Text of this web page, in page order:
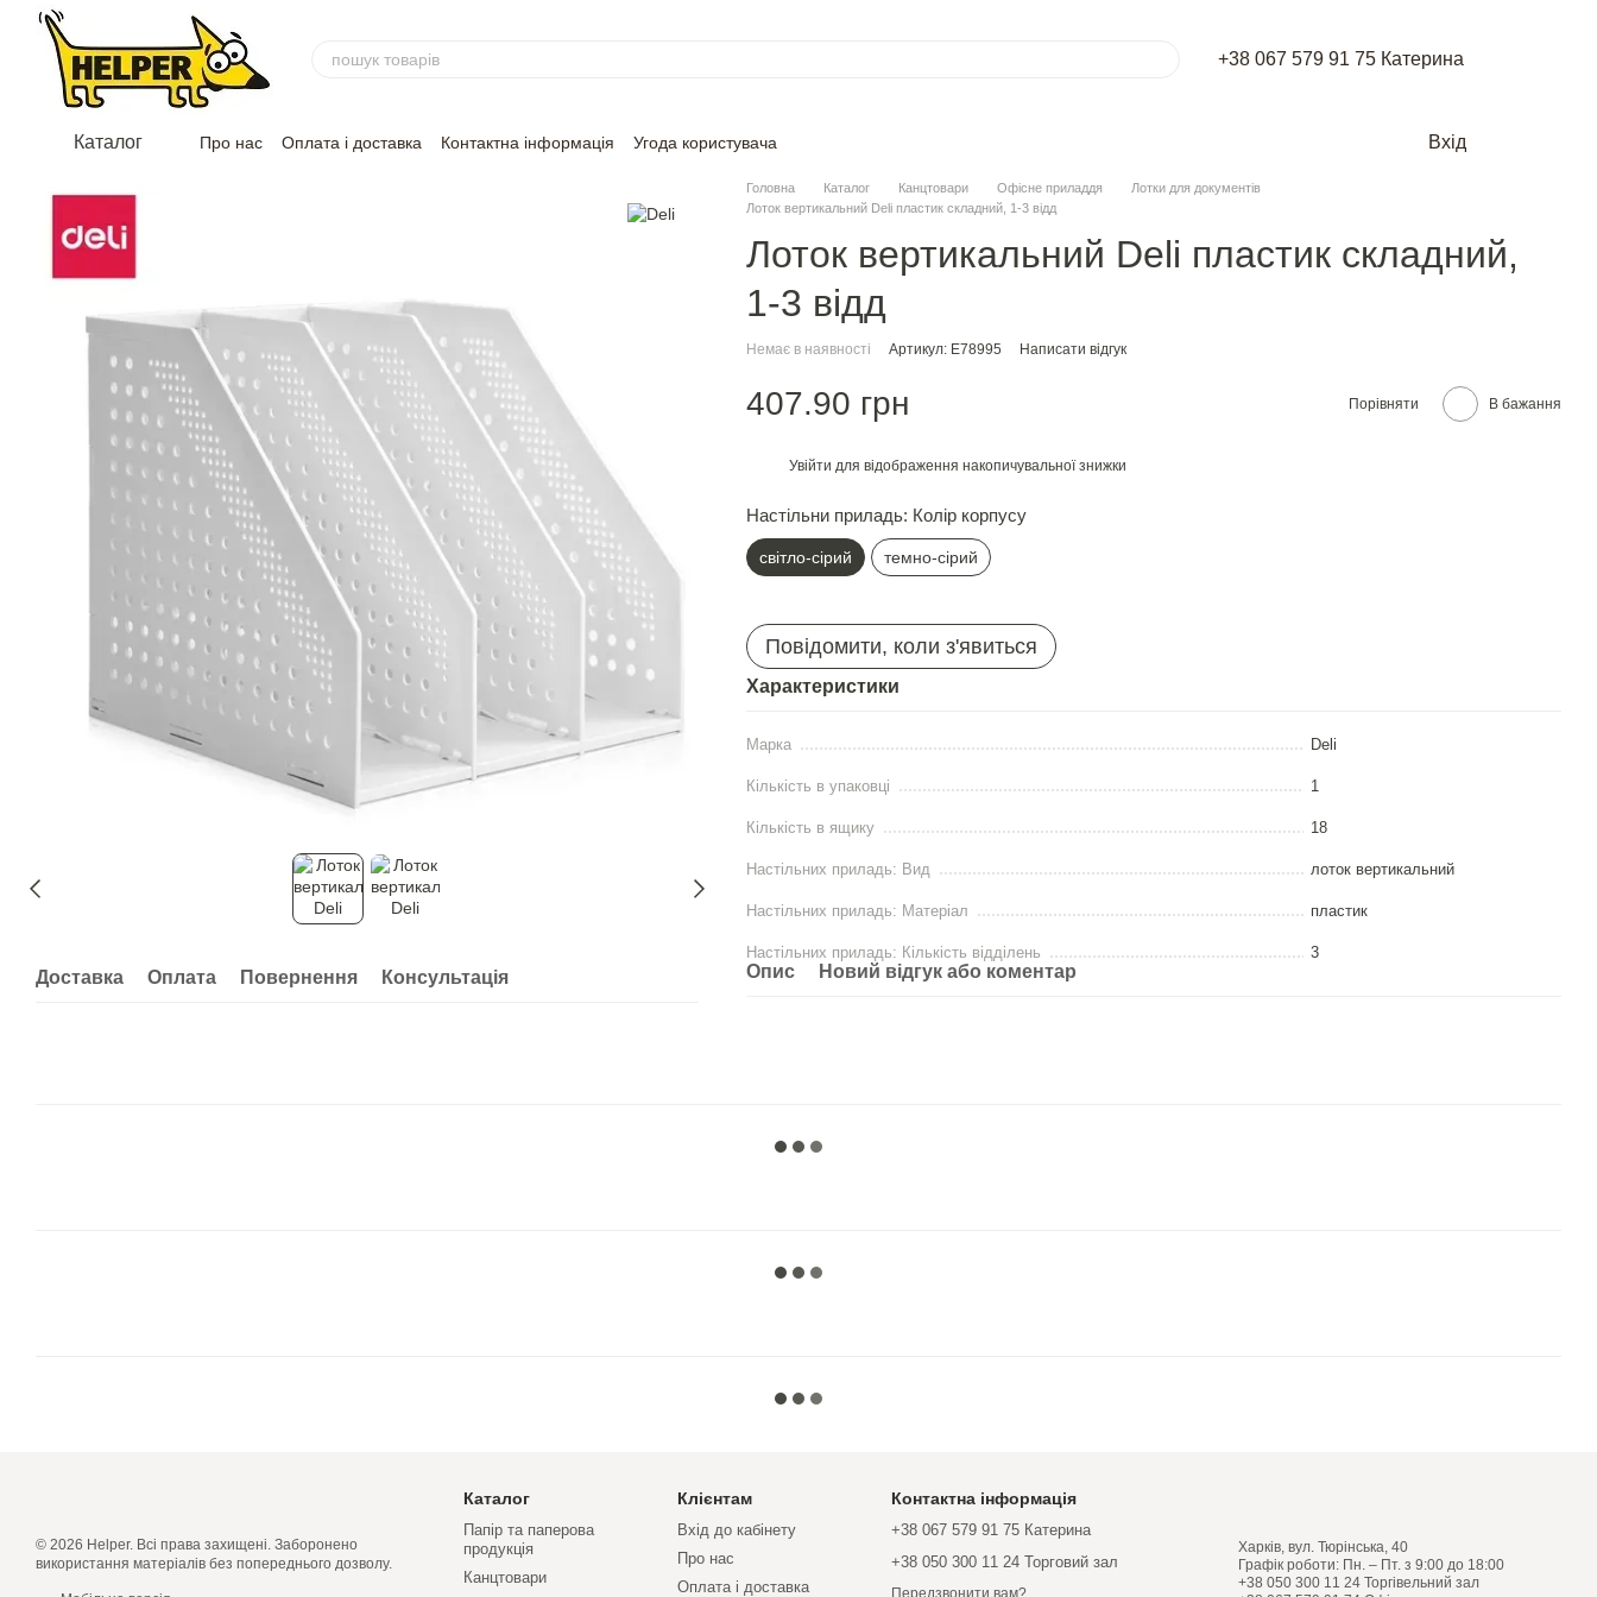
Перейти до основного контенту
+38 067 579 91 75 Катерина
Каталог Про нас Оплата і доставка Контактна інформація Угода користувача Вхід
Доставка Оплата Повернення Консультація
Головна Каталог Канцтовари Офісне приладдя
Лотки для документів
Лоток вертикальний Deli пластик складний, 1-3 відд
Лоток вертикальний Deli пластик складний,
1-3 відд
Немає в наявності Артикул: E78995 Написати відгук
407.90 грн Порівняти В бажання
Увійти для відображення накопичувальної знижки
Настільни приладь: Колір корпусу
світло-сiрий темно-сірий
Повідомити, коли з'явиться
Характеристики
Марка Deli
Кількість в упаковці 1
Кількість в ящику 18
Настільних приладь: Вид лоток вертикальний
Настільних приладь: Матеріал пластик
Настільних приладь: Кількість відділень 3
Опис Новий відгук або коментар
© 2026 Helper. Всі права захищені. Заборонено
використання матеріалів без попереднього дозволу.
Каталог
Папір та паперова
продукція
Канцтовари
Клієнтам
Вхід до кабінету
Про нас
Оплата і доставка
Контактна інформація
+38 067 579 91 75 Катерина
+38 050 300 11 24 Торговий зал
Харків, вул. Тюрінська, 40
Графік роботи: Пн. – Пт. з 9:00 до 18:00
+38 050 300 11 24 Торгівельний зал